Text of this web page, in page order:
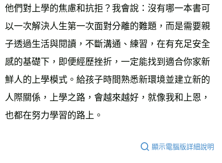
他們對上學的焦慮和抗拒？我會說：沒有哪一本書可
以一次解決人生第一次面對分離的難題，而是需要親
子透過生活與閱讀，不斷溝通、練習，在有充足安全
感的基礎下，即便經歷挫折，一定能找到適合你家新
鮮人的上學模式。給孩子時間熟悉新環境並建立新的
人際關係，上學之路，會越來越好，就像我和上恩，
也都在努力學習的路上。
顯示電腦版詳細說明